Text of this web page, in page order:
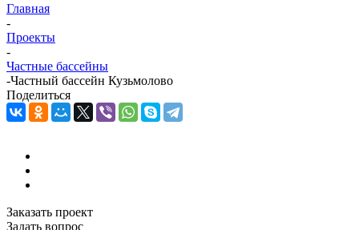
Главная
-
Проекты
-
Частные бассейны
-Частный бассейн Кузьмолово
Поделиться
Заказать проект
Задать вопрос